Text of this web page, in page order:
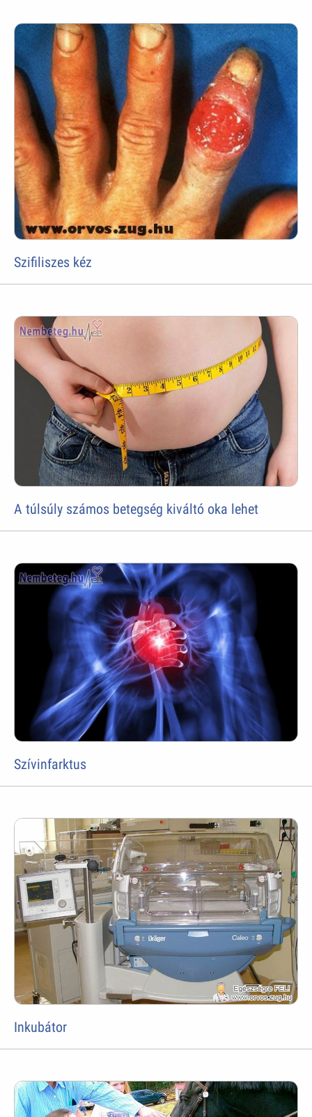
Szifiliszes kéz
A túlsúly számos betegség kiváltó oka lehet
Szívinfarktus
Inkubátor